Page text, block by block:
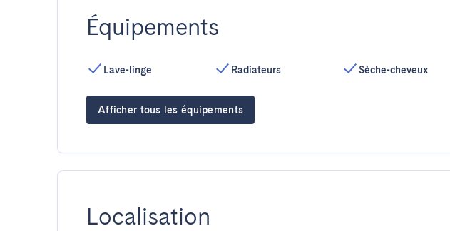
Équipements
Lave-linge Radiateurs Sèche-cheveux
Afficher tous les équipements
Localisation